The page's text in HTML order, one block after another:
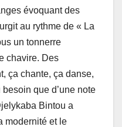
évoquant des
au rythme de « La
un tonnerre
chavire. Des
ça chante, ça danse,
besoin que d’une note
Bintou a
modernité et le